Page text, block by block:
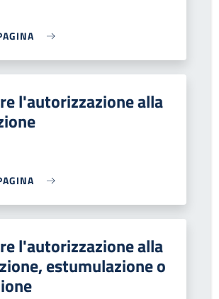
l'autorizzazione alla
l'autorizzazione alla
estumulazione o